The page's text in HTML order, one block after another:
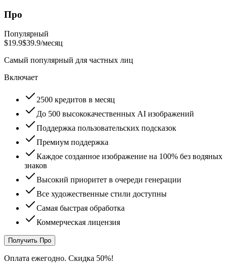
Про
Популярный
$19.9$39.9/месяц
Самый популярный для частных лиц
Включает
2500 кредитов в месяц
До 500 высококачественных AI изображений
Поддержка пользовательских подсказок
Премиум поддержка
Каждое созданное изображение на 100% без водяных
знаков
Высокий приоритет в очереди генерации
Все художественные стили доступны
Самая быстрая обработка
Коммерческая лицензия
Получить Про
Оплата ежегодно. Скидка 50%!